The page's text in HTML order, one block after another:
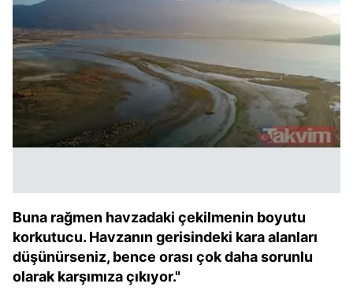
Buna rağmen havzadaki çekilmenin boyutu
korkutucu. Havzanın gerisindeki kara alanları
düşünürseniz, bence orası çok daha sorunlu
olarak karşımıza çıkıyor."